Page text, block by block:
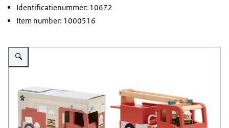
Identificatienummer: 10672
Item number: 1000516
Vergroot afbeelding Veiligheidswaarschuwing Fire Truck AIDEN